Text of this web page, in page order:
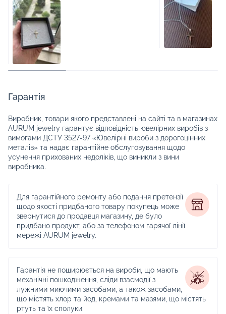
Гарантія
Виробник, товари якого представлені на сайті та в магазинах
AURUM jewelry гарантує відповідність ювелірних виробів з
вимогами ДСТУ 3527-97 «Ювелірні вироби з дорогоцінних
металів» та надає гарантійне обслуговування щодо
усунення прихованих недоліків, що виникли з вини
виробника.
Для гарантійного ремонту або подання претензії
щодо якості придбаного товару покупець може
звернутися до продавця магазину, де було
придбано продукт, або за телефоном гарячої лінії
мережі AURUM jewelry.
Гарантія не поширюється на вироби, що мають
механічні пошкодження, сліди взаємодії з
лужними миючими засобами, а також засобами,
що містять хлор та йод, кремами та мазями, що містять
ртуть та їх сполуки;